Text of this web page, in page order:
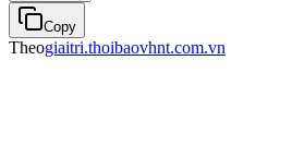
Copy
Theogiaitri.thoibaovhnt.com.vn